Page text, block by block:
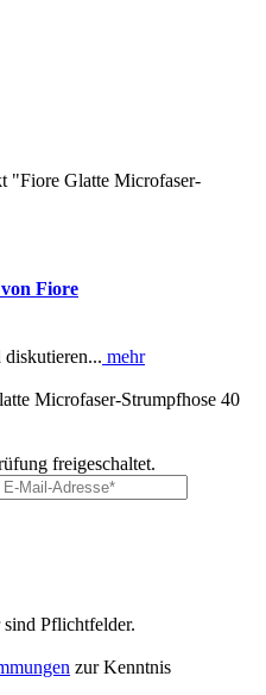
"Fiore Glatte Microfaser-
Fiore
diskutieren... mehr
Microfaser-Strumpfhose 40
freigeschaltet.
Pflichtfelder.
zur Kenntnis